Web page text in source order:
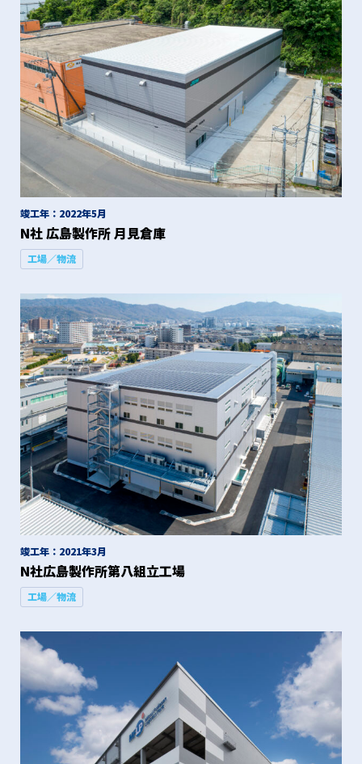
竣工年：2022年5月
N社 広島製作所 月見倉庫
工場／物流
竣工年：2021年3月
N社広島製作所第八組立工場
工場／物流